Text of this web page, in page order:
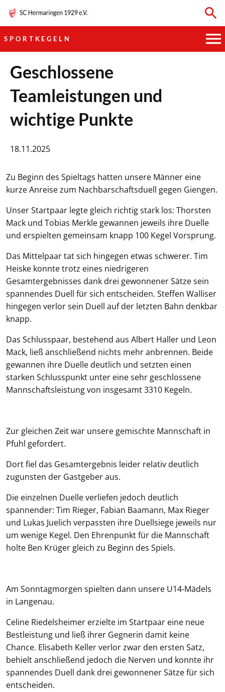
SPORTKEGELN
HAUPTVEREIN
SPORTKEGELN
FUSSBALL
Geschlossene
Teamleistungen und
wichtige Punkte
18.11.2025
Zu Beginn des Spieltags hatten unsere Männer eine
kurze Anreise zum Nachbarschaftsduell gegen Giengen.
Unser Startpaar legte gleich richtig stark los: Thorsten
Mack und Tobias Merkle gewannen jeweils ihre Duelle
und erspielten gemeinsam knapp 100 Kegel Vorsprung.
Das Mittelpaar tat sich hingegen etwas schwerer. Tim
Heiske konnte trotz eines niedrigeren
Gesamtergebnisses dank drei gewonnener Sätze sein
spannendes Duell für sich entscheiden. Steffen Walliser
hingegen verlor sein Duell auf der letzten Bahn denkbar
knapp.
Das Schlusspaar, bestehend aus Albert Haller und Leon
Mack, ließ anschließend nichts mehr anbrennen. Beide
gewannen ihre Duelle deutlich und setzten einen
starken Schlusspunkt unter eine sehr geschlossene
Mannschaftsleistung von insgesamt 3310 Kegeln.
Zur gleichen Zeit war unsere gemischte Mannschaft in
Pfuhl gefordert.
Dort fiel das Gesamtergebnis leider relativ deutlich
zugunsten der Gastgeber aus.
Die einzelnen Duelle verliefen jedoch deutlich
spannender: Tim Rieger, Fabian Baamann, Max Rieger
und Lukas Juelich verpassten ihre Duellsiege jeweils nur
um wenige Kegel. Den Ehrenpunkt für die Mannschaft
holte Ben Krüger gleich zu Beginn des Spiels.
Am Sonntagmorgen spielten dann unsere U14-Mädels
in Langenau.
Celine Riedelsheimer erzielte im Startpaar eine neue
Bestleistung und ließ ihrer Gegnerin damit keine
Chance. Elisabeth Keller verlor zwar den ersten Satz,
behielt anschließend jedoch die Nerven und konnte ihr
spannendes Duell dank drei gewonnener Sätze für sich
entscheiden.